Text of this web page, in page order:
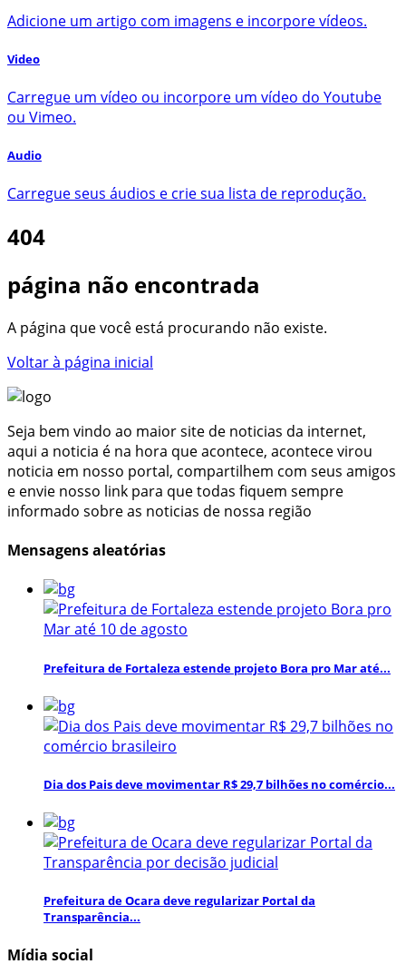
Adicione um artigo com imagens e incorpore vídeos.
Video
Carregue um vídeo ou incorpore um vídeo do Youtube
ou Vimeo.
Audio
Carregue seus áudios e crie sua lista de reprodução.
404
página não encontrada
A página que você está procurando não existe.
Voltar à página inicial
Seja bem vindo ao maior site de noticias da internet,
aqui a noticia é na hora que acontece, acontece virou
noticia em nosso portal, compartilhem com seus amigos
e envie nosso link para que todas fiquem sempre
informado sobre as noticias de nossa região
Mensagens aleatórias
Prefeitura de Fortaleza estende projeto Bora pro Mar até...
Dia dos Pais deve movimentar R$ 29,7 bilhões no comércio...
Prefeitura de Ocara deve regularizar Portal da
Transparência...
Mídia social